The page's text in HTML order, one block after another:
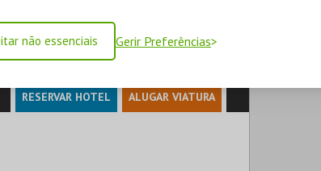
não essenciais Gerir Preferências
RESERVAR HOTEL ALUGAR VIATURA